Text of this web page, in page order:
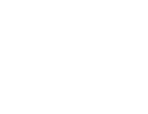
Mabouadi